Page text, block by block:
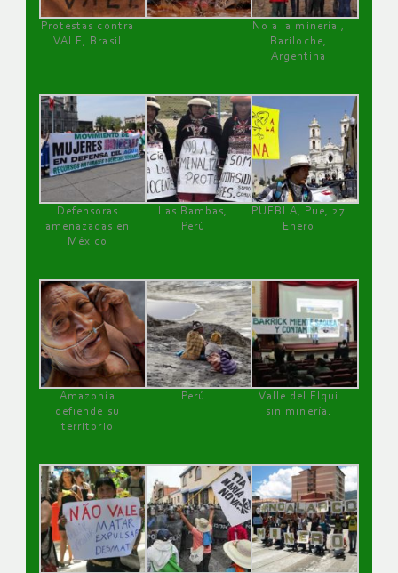
Protestas contra
VALE, Brasil
No a la minería ,
Bariloche,
Argentina
Defensoras
amenazadas en
México
Las Bambas,
Perú
PUEBLA, Pue, 27
Enero
Amazonía
defiende su
territorio
Perú
Valle del Elqui
sin minería.